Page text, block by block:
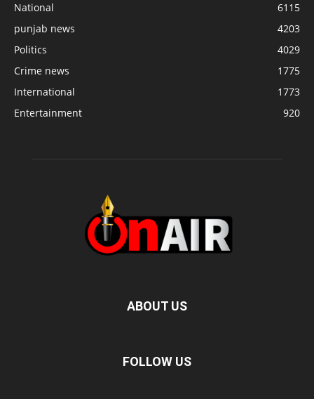
National
6115
punjab news
4203
Politics
4029
Crime news
1775
International
1773
Entertainment
920
ABOUT US
FOLLOW US